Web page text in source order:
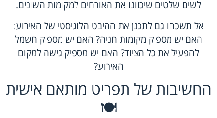
לשים שלטים שיכוונו את האורחים למקומות השונים.
אל תשכחו גם לתכנן את ההיבט הלוגיסטי של האירוע:
האם יש מספיק מקומות חניה? האם יש מספיק חשמל
להפעיל את כל הציוד? האם יש מספיק גישה למקום
האירוע?
החשיבות של תפריט מותאם אישית
🍽️